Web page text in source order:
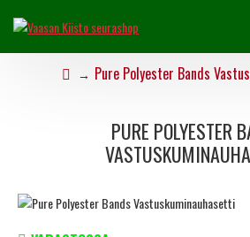
Pure Polyester Bands
PURE POLYESTER